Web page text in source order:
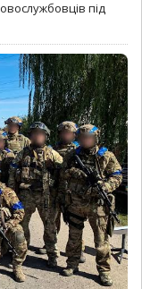
під